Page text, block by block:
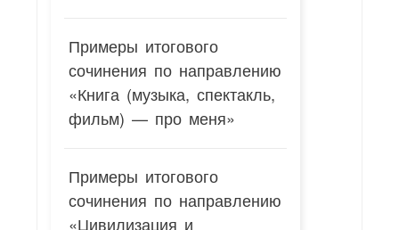
Примеры итогового
сочинения по направлению
«Книга (музыка, спектакль,
фильм) — про меня»
Примеры итогового
сочинения по направлению
«Цивилизация и